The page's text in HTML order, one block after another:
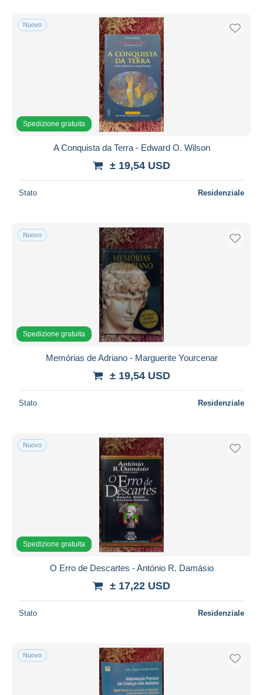
Nuovo
Spedizione gratuita
A Conquista da Terra - Edward O. Wilson
± 19,54 USD
Stato Residenziale
Nuovo
Spedizione gratuita
Memórias de Adriano - Marguerite Yourcenar
± 19,54 USD
Stato Residenziale
Nuovo
Spedizione gratuita
O Erro de Descartes - António R. Damásio
± 17,22 USD
Stato Residenziale
Nuovo